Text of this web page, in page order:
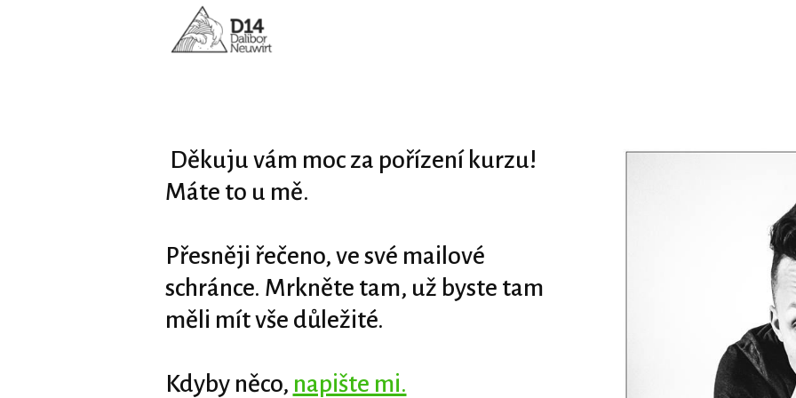
Děkuju vám moc za pořízení kurzu!
Máte to u mě.
Přesněji řečeno, ve své mailové
schránce. Mrkněte tam, už byste tam
měli mít vše důležité.
Kdyby něco, napište mi.